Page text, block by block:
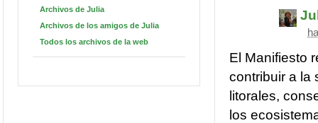
Archivos de Julia
Archivos de los amigos de Julia
Todos los archivos de la web
El Manifiesto
contribuir a la
litorales,
los